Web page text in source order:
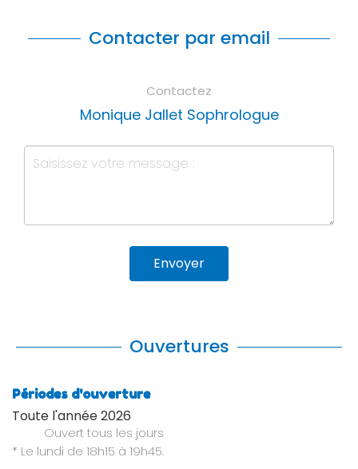
Contacter par email
Contactez
Monique Jallet Sophrologue
Envoyer
Ouvertures
Périodes d'ouverture
Toute l'année 2026
Ouvert tous les jours
* Le lundi de 18h15 à 19h45.